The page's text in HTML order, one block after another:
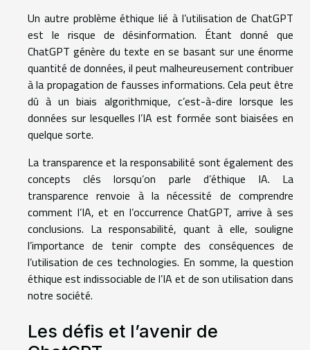
Un autre problème éthique lié à l’utilisation de ChatGPT
est le risque de désinformation. Étant donné que
ChatGPT génère du texte en se basant sur une énorme
quantité de données, il peut malheureusement contribuer
à la propagation de fausses informations. Cela peut être
dû à un biais algorithmique, c’est-à-dire lorsque les
données sur lesquelles l’IA est formée sont biaisées en
quelque sorte.
La transparence et la responsabilité sont également des
concepts clés lorsqu’on parle d’éthique IA. La
transparence renvoie à la nécessité de comprendre
comment l’IA, et en l’occurrence ChatGPT, arrive à ses
conclusions. La responsabilité, quant à elle, souligne
l’importance de tenir compte des conséquences de
l’utilisation de ces technologies. En somme, la question
éthique est indissociable de l’IA et de son utilisation dans
notre société.
Les défis et l’avenir de